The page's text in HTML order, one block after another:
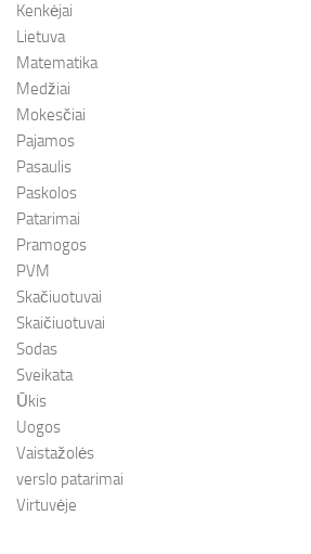
Kenkėjai
Lietuva
Matematika
Medžiai
Mokesčiai
Pajamos
Pasaulis
Paskolos
Patarimai
Pramogos
PVM
Skačiuotuvai
Skaičiuotuvai
Sodas
Sveikata
Ūkis
Uogos
Vaistažolės
verslo patarimai
Virtuvėje